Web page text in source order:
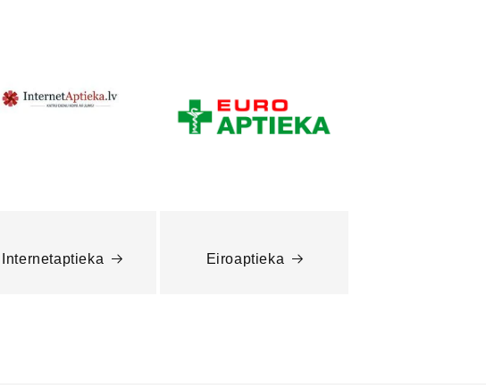
Internetaptieka Eiroaptieka